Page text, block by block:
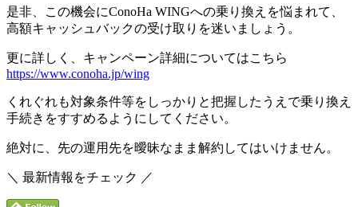
是非、この機会にConoHa WINGへの乗り換えを悩まれて、
高額キャッシュバックの受け取りを迷いましょう。
更に詳しく、キャンペーン詳細についてはこちら
https://www.conoha.jp/wing
くれぐれも対象条件等をしっかりと把握したうえで乗り換え
手続きをすすめるようにしてください。
絶対に、先の運用先を曖昧なまま解約してはいけません。
＼ 最新情報をチェック ／